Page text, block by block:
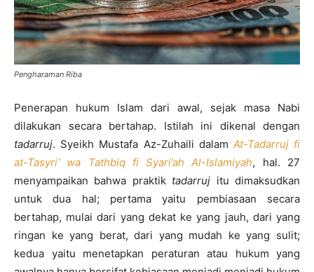
Pengharaman Riba
Penerapan hukum Islam dari awal, sejak masa Nabi
dilakukan secara bertahap. Istilah ini dikenal dengan
tadarruj. Syeikh Mustafa Az-Zuhaili dalam At-Tadarruj fi
at-Tasyri’ wa Tathbiq fi Syari’ah Al-Islamiyah, hal. 27
menyampaikan bahwa praktik tadarruj itu dimaksudkan
untuk dua hal; pertama yaitu pembiasaan secara
bertahap, mulai dari yang dekat ke yang jauh, dari yang
ringan ke yang berat, dari yang mudah ke yang sulit;
kedua yaitu menetapkan peraturan atau hukum yang